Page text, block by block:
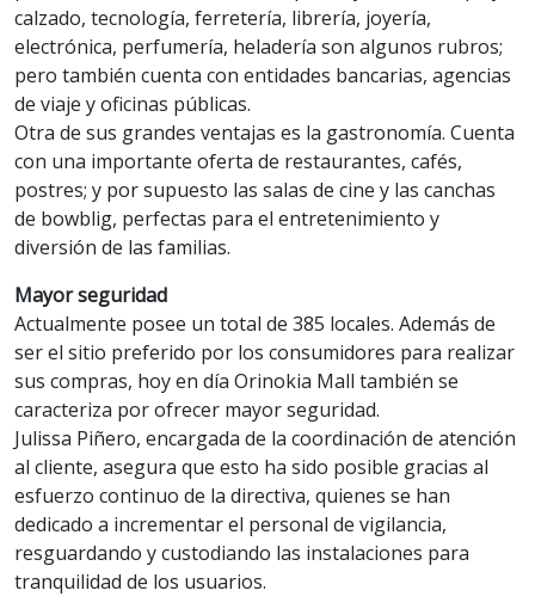
calzado, tecnología, ferretería, librería, joyería,
electrónica, perfumería, heladería son algunos rubros;
pero también cuenta con entidades bancarias, agencias
de viaje y oficinas públicas.
Otra de sus grandes ventajas es la gastronomía. Cuenta
con una importante oferta de restaurantes, cafés,
postres; y por supuesto las salas de cine y las canchas
de bowblig, perfectas para el entretenimiento y
diversión de las familias.
Mayor seguridad
Actualmente posee un total de 385 locales. Además de
ser el sitio preferido por los consumidores para realizar
sus compras, hoy en día Orinokia Mall también se
caracteriza por ofrecer mayor seguridad.
Julissa Piñero, encargada de la coordinación de atención
al cliente, asegura que esto ha sido posible gracias al
esfuerzo continuo de la directiva, quienes se han
dedicado a incrementar el personal de vigilancia,
resguardando y custodiando las instalaciones para
tranquilidad de los usuarios.